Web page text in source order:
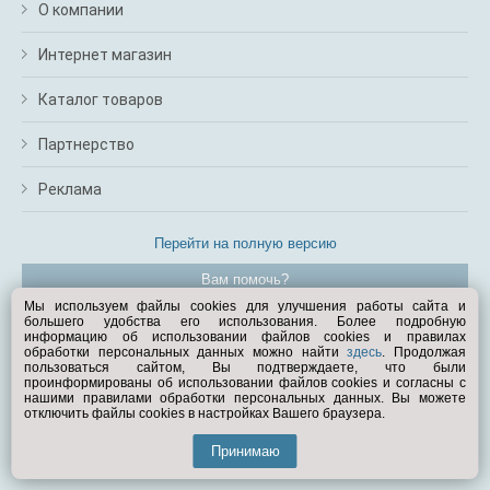
О компании
Интернет магазин
Каталог товаров
Партнерство
Реклама
Перейти на полную версию
Вам помочь?
© Exist.ru 1998—2026
Мы используем файлы cookies для улучшения работы сайта и
большего удобства его использования. Более подробную
информацию об использовании файлов cookies и правилах
обработки персональных данных можно найтиздесь. Продолжая
пользоваться сайтом, Вы подтверждаете, что были
проинформированы об использовании файлов cookies и согласны с
нашими правилами обработки персональных данных. Вы можете
отключить файлы cookies в настройках Вашего браузера.
Принимаю